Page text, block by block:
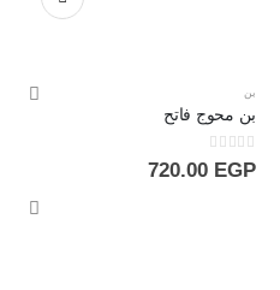
بن
بن محوج فاتح
0
out of 5
720.00 EGP